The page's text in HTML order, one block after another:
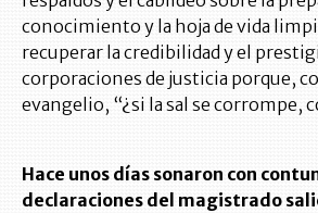
conocimiento y la hoja de vida
recuperar la credibilidad y el
corporaciones de justicia porque,
evangelio, “¿si la sal se corrompe,
Hace unos días sonaron con
declaraciones del magistrado